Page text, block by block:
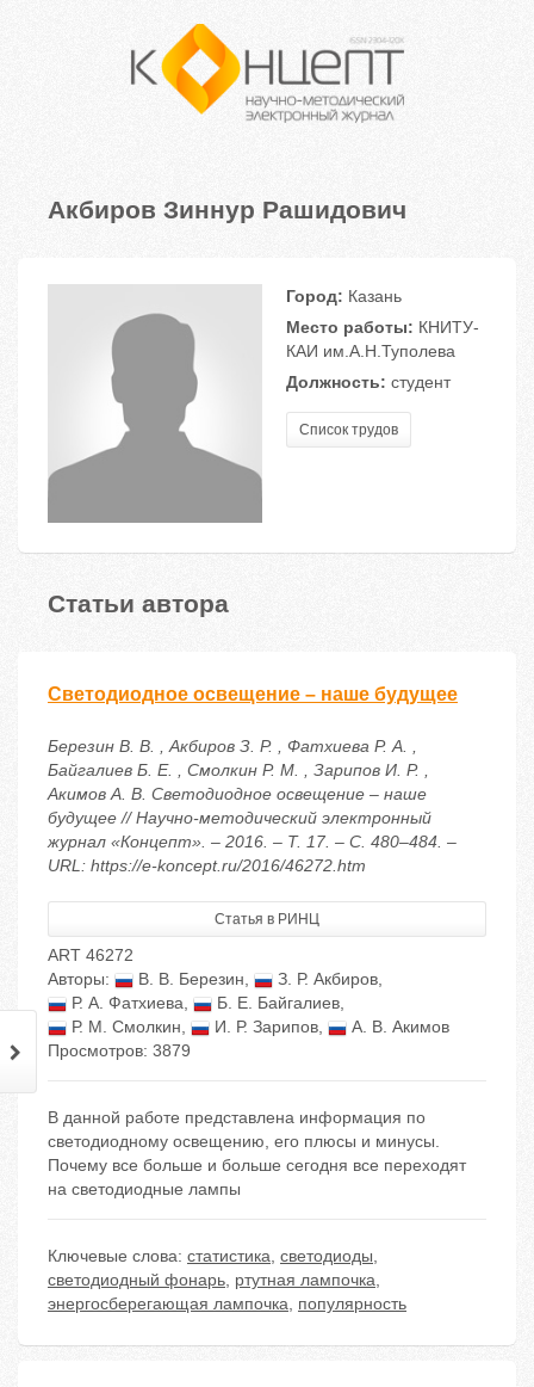
Акбиров Зиннур Рашидович
Город: Казань
Место работы: КНИТУ-
КАИ им.А.Н.Туполева
Должность: студент
Список трудов
Статьи автора
Светодиодное освещение – наше будущее
Березин В. В. , Акбиров З. Р. , Фатхиева Р. А. ,
Байгалиев Б. Е. , Смолкин Р. М. , Зарипов И. Р. ,
Акимов А. В. Светодиодное освещение – наше
будущее // Научно-методический электронный
журнал «Концепт». – 2016. – Т. 17. – С. 480–484. –
URL: https://e-koncept.ru/2016/46272.htm
Статья в РИНЦ
ART 46272
Авторы:
В. В. Березин, З. Р. Акбиров,
Р. А. Фатхиева, Б. Е. Байгалиев,
Р. М. Смолкин, И. Р. Зарипов,
А. В. Акимов
Просмотров: 3879
В данной работе представлена информация по
светодиодному освещению, его плюсы и минусы.
Почему все больше и больше сегодня все переходят
на светодиодные лампы
Ключевые слова: статистика, светодиоды,
светодиодный фонарь, ртутная лампочка,
энергосберегающая лампочка, популярность